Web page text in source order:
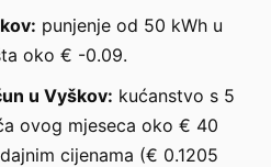
punjenje od 50 kWh u
oko € -0.09.
u Vyškov: kućanstvo s 5
ovog mjeseca oko € 40
cijenama (€ 0.1205